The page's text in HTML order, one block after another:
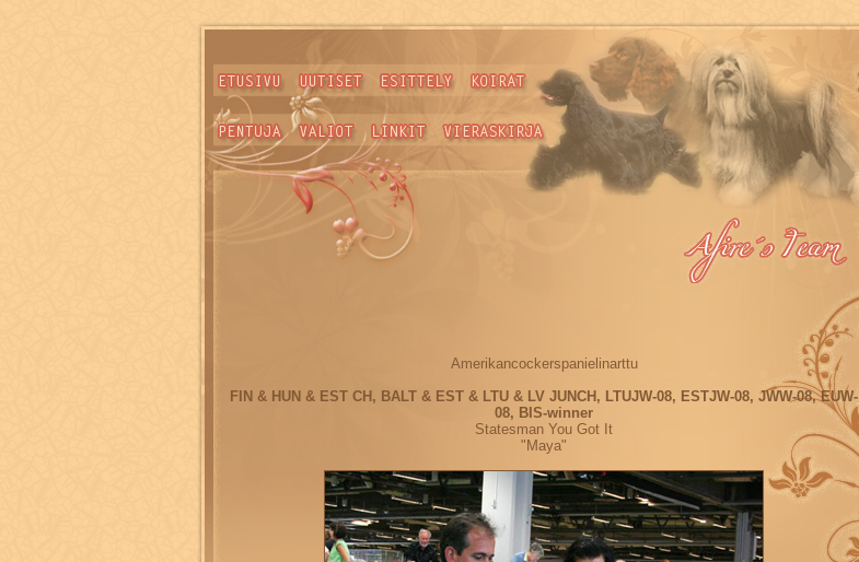
Amerikancockerspanielinarttu
FIN & HUN & EST CH, BALT & EST & LTU & LV JUNCH, LTUJW-08, ESTJW-08, JWW-08, EUW-
08, BIS-winner
Statesman You Got It
"Maya"